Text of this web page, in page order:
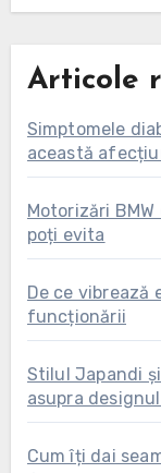
Articole
Simptomele
această
Motorizări
poți evita
De ce vibrează
funcționării
Stilul Japandi
asupra
Cum îți dai